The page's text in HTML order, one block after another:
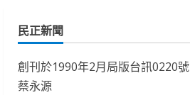
民正新聞
創刊於1990年2月局版台訊0220號
蔡永源